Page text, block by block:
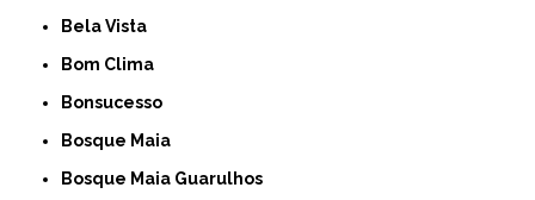
Bela Vista
Bom Clima
Bonsucesso
Bosque Maia
Bosque Maia Guarulhos